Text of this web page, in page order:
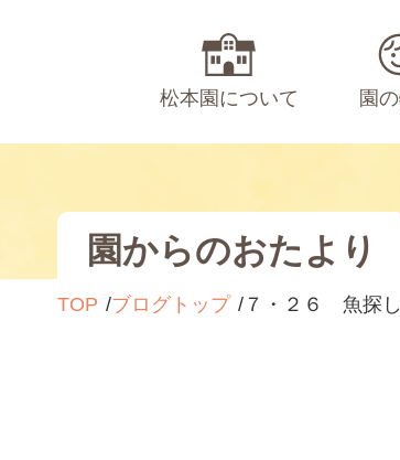
松本園について 園
園からのおたより
TOP ブログトップ ７・２６ 魚探